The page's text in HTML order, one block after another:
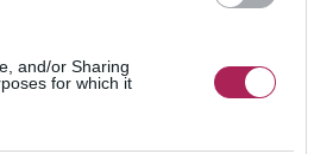
and/or Sharing
for which it
verlaat. U kent
dromen. U
en
te hebben